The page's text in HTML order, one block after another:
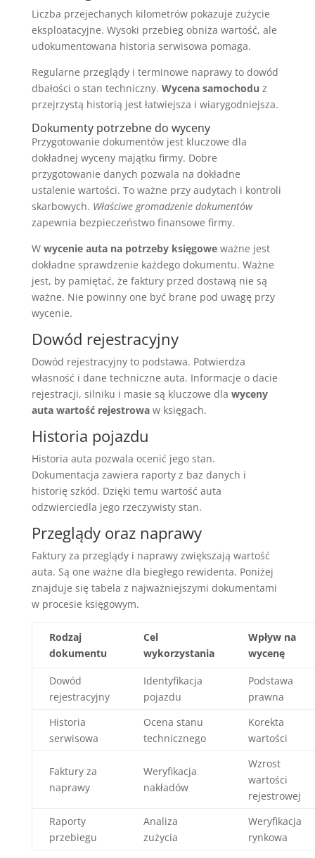
Liczba przejechanych kilometrów pokazuje zużycie
eksploatacyjne. Wysoki przebieg obniża wartość, ale
udokumentowana historia serwisowa pomaga.
Regularne przeglądy i terminowe naprawy to dowód
dbałości o stan techniczny. Wycena samochodu z
przejrzystą historią jest łatwiejsza i wiarygodniejsza.
Dokumenty potrzebne do wyceny
Przygotowanie dokumentów jest kluczowe dla
dokładnej wyceny majątku firmy. Dobre
przygotowanie danych pozwala na dokładne
ustalenie wartości. To ważne przy audytach i kontroli
skarbowych. Właściwe gromadzenie dokumentów
zapewnia bezpieczeństwo finansowe firmy.
W wycenie auta na potrzeby księgoweważne jest
dokładne sprawdzenie każdego dokumentu. Ważne
jest, by pamiętać, że faktury przed dostawą nie są
ważne. Nie powinny one być brane pod uwagę przy
wycenie.
Dowód rejestracyjny
Dowód rejestracyjny to podstawa. Potwierdza
własność i dane techniczne auta. Informacje o dacie
rejestracji, silniku i masie są kluczowe dla wyceny
auta wartość rejestrowaw księgach.
Historia pojazdu
Historia auta pozwala ocenić jego stan.
Dokumentacja zawiera raporty z baz danych i
historię szkód. Dzięki temu wartość auta
odzwierciedla jego rzeczywisty stan.
Przeglądy oraz naprawy
Faktury za przeglądy i naprawy zwiększają wartość
auta. Są one ważne dla biegłego rewidenta. Poniżej
znajduje się tabela z najważniejszymi dokumentami
w procesie księgowym.
Rodzaj
dokumentu
Cel
wykorzystania
Wpływ na
wycenę
Dowód
rejestracyjny
Identyfikacja
pojazdu
Podstawa
prawna
Historia
serwisowa
Ocena stanu
technicznego
Korekta
wartości
Faktury za
naprawy
Weryfikacja
nakładów
Wzrost
wartości
rejestrowej
Raporty
przebiegu
Analiza
zużycia
Weryfikacja
rynkowa